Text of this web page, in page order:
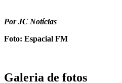
Por JC Notícias
Foto: Espacial FM
Galeria de fotos